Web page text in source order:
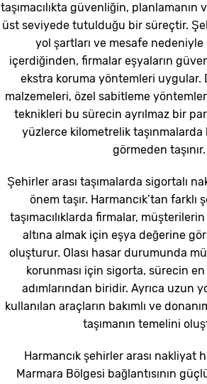
taşımacılıkta güvenliğin,
üst seviyede tutulduğu bir süreçtir.
yol şartları ve mesafe
içerdiğinden, firmalar eşyaların
ekstra koruma yöntemleri uygular.
malzemeleri, özel sabitleme
teknikleri bu sürecin ayrılmaz bir
yüzlerce kilometrelik taşınmalarda
görmeden taşınır.
Şehirler arası taşımalarda sigortalı
önem taşır. Harmancık’tan farklı
taşımacılıklarda firmalar,
altına almak için eşya değerine
oluşturur. Olası hasar durumunda
korunması için sigorta, sürecin
adımlarından biridir. Ayrıca uzun
kullanılan araçların bakımlı ve
taşımanın temelini
Harmancık şehirler arası nakliyat
Marmara Bölgesi bağlantısının